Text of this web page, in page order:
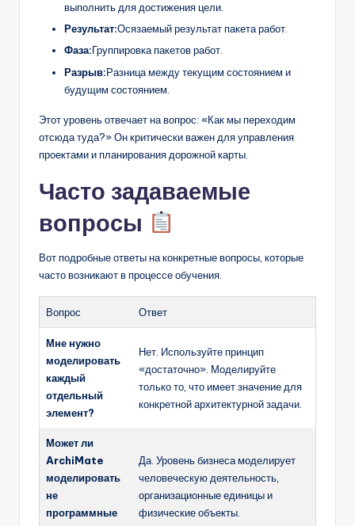
выполнить для достижения цели.
Результат:Осязаемый результат пакета работ.
Фаза:Группировка пакетов работ.
Разрыв:Разница между текущим состоянием и
будущим состоянием.
Этот уровень отвечает на вопрос: «Как мы переходим
отсюда туда?» Он критически важен для управления
проектами и планирования дорожной карты.
Часто задаваемые
вопросы
Вот подробные ответы на конкретные вопросы, которые
часто возникают в процессе обучения.
Вопрос Ответ
Мне нужно
моделировать
каждый
отдельный
элемент?
Нет. Используйте принцип
«достаточно». Моделируйте
только то, что имеет значение для
конкретной архитектурной задачи.
Может ли
ArchiMate
моделировать
не
программные
Да. Уровень бизнеса моделирует
человеческую деятельность,
организационные единицы и
физические объекты.